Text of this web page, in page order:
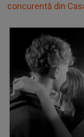
concurentă din